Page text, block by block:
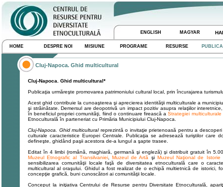
ENGLISH MAGYAR
HOME DESPRE NOI MISIUNE PROGRAME RESURSE
Cluj-Napoca. Ghid multicultural
Cluj-Napoca. Ghid multicultural*
Publicaţia urmăreşte promovarea patrimoniului cultural local, prin încurajarea
Acest ghid contribuie la cunoaşterea şi aprecierea identităţii multiculturale a
şi străinătate. Demersul are deopotrivă un impact pozitiv asupra relaţiilor
în beneficiul propriei comunităţi, fiind o continuare firească aStrategiei multiculturale
Etnoculturală în parteneriat cu Primăria Municipiului Cluj-Napoca.
Cluj-Napoca. Ghid multiculturalreprezintă o invitaţie prietenoasă pentru a
culturale caracteristice Europei Centrale. Publicaţia se adresează turiştilor care
defineşte, ghidând paşii acestora de-a lungul a şapte trasee.
Editat în 4 limbi (română, maghiară, germană şi engleză) şi distribuit gratuit în
Muzeul Etnografic al Transilvaniei, Muzeul de Artă şi Muzeul Naţional de Istorie
sensibilizarea comunităţii locale faţă de diversitatea etnoculturală care o
multicultural al oraşului. Ghidul a fost realizat de o echipă multietnică de istorici,
concepţie grafică, buni cunoscători ai comunităţii locale.
Conceput la iniţiativa Centrului de Resurse pentru Diversitate Etnoculturală,